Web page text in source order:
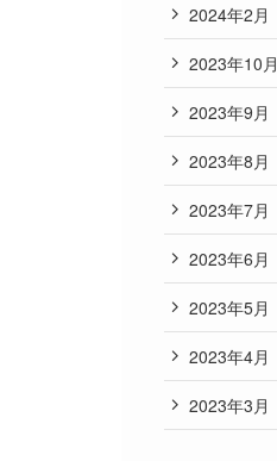
2024年2月
2023年10月
2023年9月
2023年8月
2023年7月
2023年6月
2023年5月
2023年4月
2023年3月